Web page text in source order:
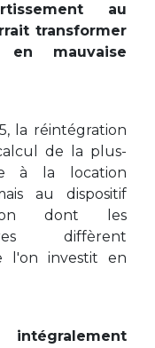
au
transformer
en mauvaise
la réintégration
de la plus-
à la location
au dispositif
dont les
diffèrent
l'on investit en